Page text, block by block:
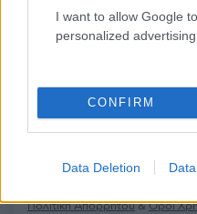
I want to allow Google
personalized advertising.
CONFIRM
Data Deletion
Πολιτική Απορρήτου&Όροι